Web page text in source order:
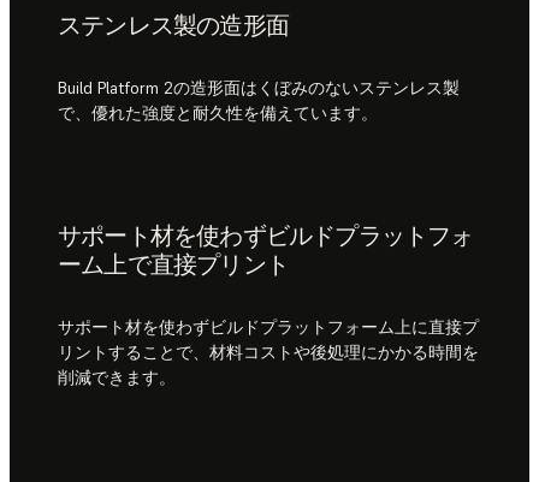
ステンレス製の造形面
Build Platform 2の造形面はくぼみのないステンレス製
で、優れた強度と耐久性を備えています。
サポート材を使わずビルドプラットフォ
ーム上で直接プリント
サポート材を使わずビルドプラットフォーム上に直接プ
リントすることで、材料コストや後処理にかかる時間を
削減できます。